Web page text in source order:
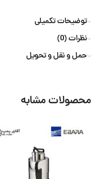
توضیحات تکمیلی
نظرات (0)
حمل و نقل و تحویل
محصولات مشابه